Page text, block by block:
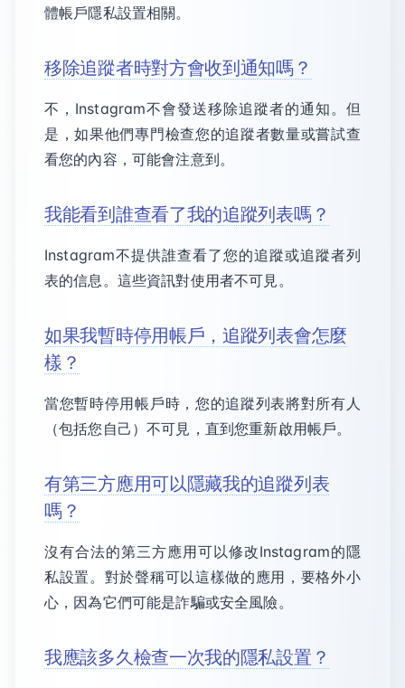
體帳戶隱私設置相關。
移除追蹤者時對方會收到通知嗎？
不，Instagram不會發送移除追蹤者的通知。但
是，如果他們專門檢查您的追蹤者數量或嘗試查
看您的內容，可能會注意到。
我能看到誰查看了我的追蹤列表嗎？
Instagram不提供誰查看了您的追蹤或追蹤者列
表的信息。這些資訊對使用者不可見。
如果我暫時停用帳戶，追蹤列表會怎麼
樣？
當您暫時停用帳戶時，您的追蹤列表將對所有人
（包括您自己）不可見，直到您重新啟用帳戶。
有第三方應用可以隱藏我的追蹤列表
嗎？
沒有合法的第三方應用可以修改Instagram的隱
私設置。對於聲稱可以這樣做的應用，要格外小
心，因為它們可能是詐騙或安全風險。
我應該多久檢查一次我的隱私設置？